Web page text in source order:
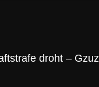
droht –